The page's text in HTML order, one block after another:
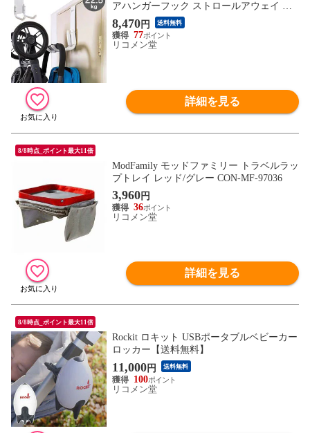
アハンガーフック ストロールアウェイ ホ
ワイト ベビー キッズ【送料無料】
8,470円 送料無料
77
リコメン堂
詳細を見る
8/8時点_ポイント最大11倍
ModFamily モッドファミリー トラベルラッ
プトレイ レッド/グレー CON-MF-97036
3,960円
36
リコメン堂
詳細を見る
8/8時点_ポイント最大11倍
Rockit ロキット USBポータブルベビーカー
ロッカー【送料無料】
11,000円 送料無料
100
リコメン堂